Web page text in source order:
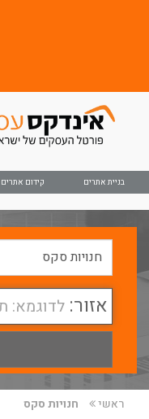
בניית אתרים קידום אתרים
אזור: לדוגמא:
ראשי חנויות סקס